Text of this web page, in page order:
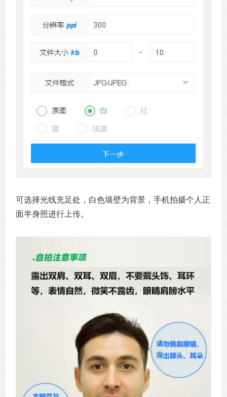
可选择光线充足处，白色墙壁为背景，手机拍摄个人正
面半身照进行上传。